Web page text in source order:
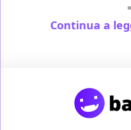
Continua a